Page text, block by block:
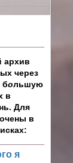
архив
через
большую
в
Для
в
я